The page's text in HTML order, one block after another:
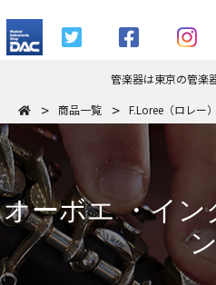
管楽器は東京の管楽
商品一覧
F.Loree（ロレー
オーボエ ・イ
ン